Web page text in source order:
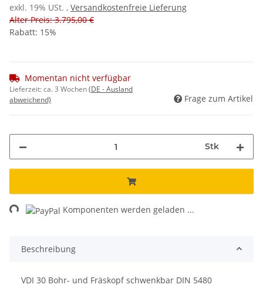
exkl. 19% USt. , Versandkostenfreie Lieferung
Alter Preis: 3.795,00 €
Rabatt: 15%
Momentan nicht verfügbar
Lieferzeit:ca. 3 Wochen(DE - Ausland
abweichend)
Frage zum Artikel
Stk
Komponenten werden geladen ...
Beschreibung
VDI 30 Bohr- und Fräskopf schwenkbar DIN 5480